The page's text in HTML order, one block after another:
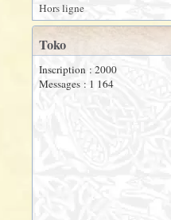
Hors ligne
Toko
Inscription : 2000
Messages : 1 164